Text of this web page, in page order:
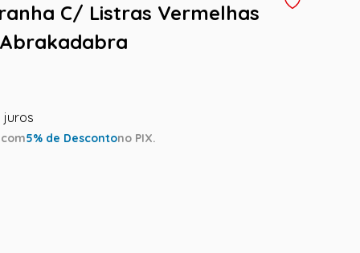
C/ Listras Vermelhas
com5% de Descontono PIX.